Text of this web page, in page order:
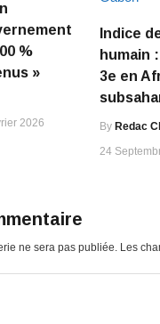
%
»
2026
Indice
humain
3e en
By Redac
24
ne sera pas publiée. Les